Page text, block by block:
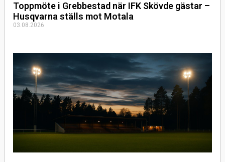
Toppmöte i Grebbestad när IFK Skövde gästar –
Husqvarna ställs mot Motala
03.08.2026